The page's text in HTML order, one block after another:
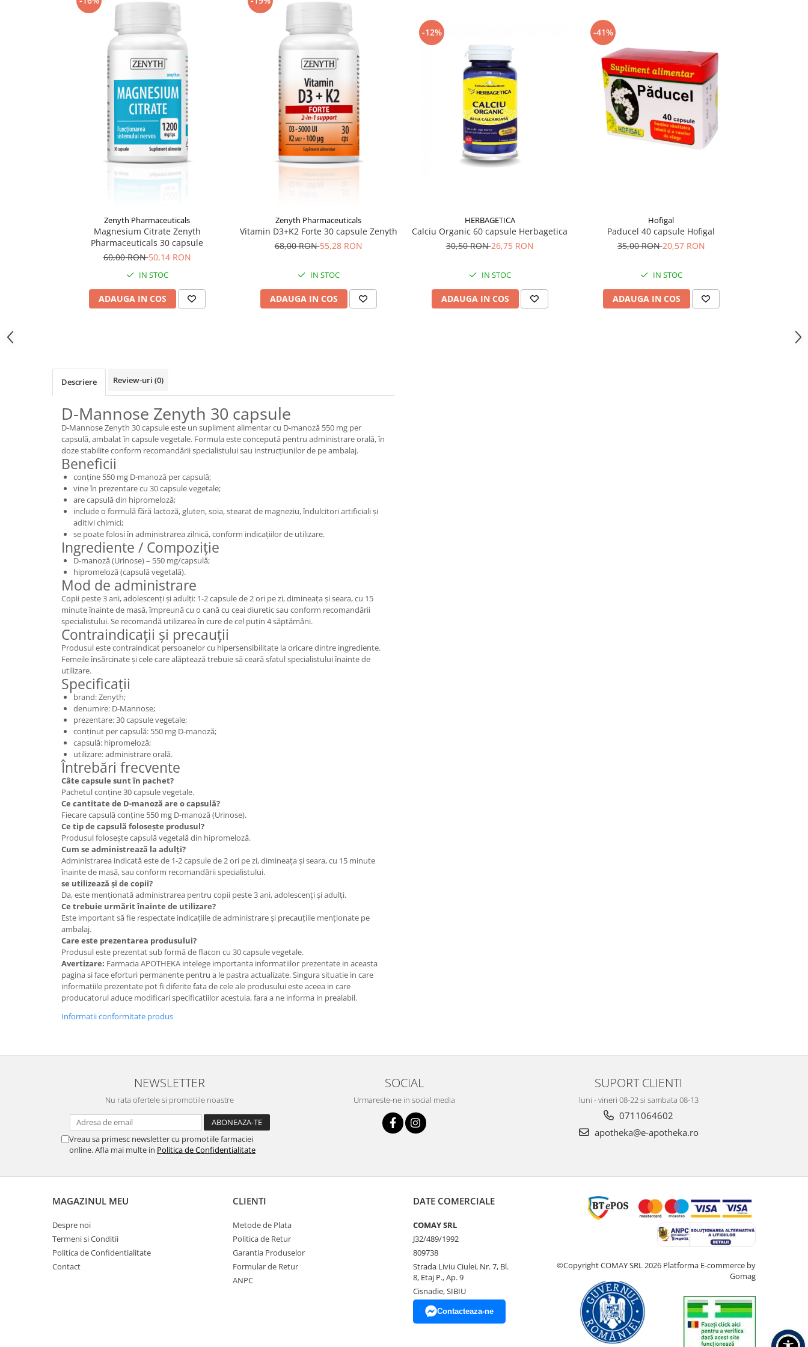
Supliment Vitamina D3
Tincturi si Gemoderivate
Zenyth Pharmaceuticals
Magnesium Citrate Zenyth
Pharmaceuticals 30 capsule
60,00 RON50,14 RON
IN STOC
ADAUGA IN COS
Zenyth Pharmaceuticals
Vitamin D3+K2 Forte 30 capsule Zenyth
68,00 RON55,28 RON
IN STOC
ADAUGA IN COS
-12%
HERBAGETICA
Calciu Organic 60 capsule Herbagetica
30,50 RON26,75 RON
IN STOC
ADAUGA IN COS
-41%
Hofigal
Paducel 40 capsule Hofigal
35,00 RON20,57 RON
IN STOC
ADAUGA IN COS
Descriere Review-uri (0)
D-Mannose Zenyth 30 capsule
D-Mannose Zenyth 30 capsule este un supliment alimentar cu D-manoză 550 mg per
capsulă, ambalat în capsule vegetale. Formula este concepută pentru administrare orală, în
doze stabilite conform recomandării specialistului sau instrucțiunilor de pe ambalaj.
Beneficii
conține 550 mg D-manoză per capsulă;
vine în prezentare cu 30 capsule vegetale;
are capsulă din hipromeloză;
include o formulă fără lactoză, gluten, soia, stearat de magneziu, îndulcitori artificiali și
aditivi chimici;
se poate folosi în administrarea zilnică, conform indicațiilor de utilizare.
Ingrediente / Compoziție
D-manoză (Urinose) – 550 mg/capsulă;
hipromeloză (capsulă vegetală).
Mod de administrare
Copii peste 3 ani, adolescenți și adulți: 1-2 capsule de 2 ori pe zi, dimineața și seara, cu 15
minute înainte de masă, împreună cu o cană cu ceai diuretic sau conform recomandării
specialistului. Se recomandă utilizarea în cure de cel puțin 4 săptămâni.
Contraindicații și precauții
Produsul este contraindicat persoanelor cu hipersensibilitate la oricare dintre ingrediente.
Femeile însărcinate și cele care alăptează trebuie să ceară sfatul specialistului înainte de
utilizare.
Specificații
brand: Zenyth;
denumire: D-Mannose;
prezentare: 30 capsule vegetale;
conținut per capsulă: 550 mg D-manoză;
capsulă: hipromeloză;
utilizare: administrare orală.
Întrebări frecvente
Câte capsule sunt în pachet?
Pachetul conține 30 capsule vegetale.
Ce cantitate de D-manoză are o capsulă?
Fiecare capsulă conține 550 mg D-manoză (Urinose).
Ce tip de capsulă folosește produsul?
Produsul folosește capsulă vegetală din hipromeloză.
Cum se administrează la adulți?
Administrarea indicată este de 1-2 capsule de 2 ori pe zi, dimineața și seara, cu 15 minute
înainte de masă, sau conform recomandării specialistului.
se utilizează și de copii?
Da, este menționată administrarea pentru copii peste 3 ani, adolescenți și adulți.
Ce trebuie urmărit înainte de utilizare?
Este important să fie respectate indicațiile de administrare și precauțiile menționate pe
ambalaj.
Care este prezentarea produsului?
Produsul este prezentat sub formă de flacon cu 30 capsule vegetale.
Avertizare: Farmacia APOTHEKA intelege importanta informatiilor prezentate in aceasta
pagina si face eforturi permanente pentru a le pastra actualizate. Singura situatie in care
informatiile prezentate pot fi diferite fata de cele ale produsului este aceea in care
producatorul aduce modificari specificatiilor acestuia, fara a ne informa in prealabil.
Informatii conformitate produs
NEWSLETTER
Nu rata ofertele si promotiile noastre
Vreau sa primesc newsletter cu promotiile farmaciei
online. Afla mai multe in Politica de Confidentialitate
SOCIAL
Urmareste-ne in social media
SUPORT CLIENTI
luni - vineri 08-22 si sambata 08-13
0711064602
apotheka@e-apotheka.ro
MAGAZINUL MEU
Despre noi
Termeni si Conditii
Politica de Confidentialitate
Contact
CLIENTI
Metode de Plata
Politica de Retur
Garantia Produselor
Formular de Retur
ANPC
DATE COMERCIALE
COMAY SRL
J32/489/1992
809738
Strada Liviu Ciulei, Nr. 7, Bl.
8, Etaj P., Ap. 9
Cisnadie, SIBIU
Contacteaza-ne
©Copyright COMAY SRL 2026 Platforma E-commerce by
Gomag